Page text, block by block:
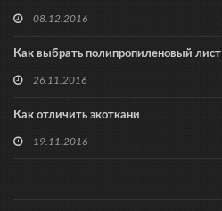
08.12.2016
Как выбрать полипропиленовый лист
26.11.2016
Как отличить экоткани
19.11.2016